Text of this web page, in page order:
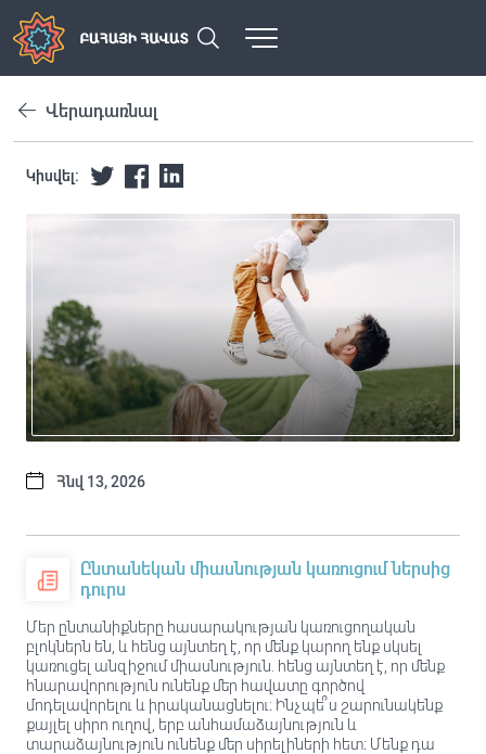
Վերադառնալ
Կիսվել:
Հնվ 13, 2026
Ընտանեկան միասնության կառուցում ներսից
դուրս
Մեր ընտանիքները հասարակության կառուցողական
բլոկներն են, և հենց այնտեղ է, որ մենք կարող ենք սկսել
կառուցել անզիջում միասնություն. հենց այնտեղ է, որ մենք
հնարավորություն ունենք մեր հավատը գործով
մոդելավորելու և իրականացնելու։ Ինչպե՞ս շարունակենք
քայլել սիրո ուղով, երբ անհամաձայնություն և
տարաձայնություն ունենք մեր սիրելիների հետ։ Մենք դա